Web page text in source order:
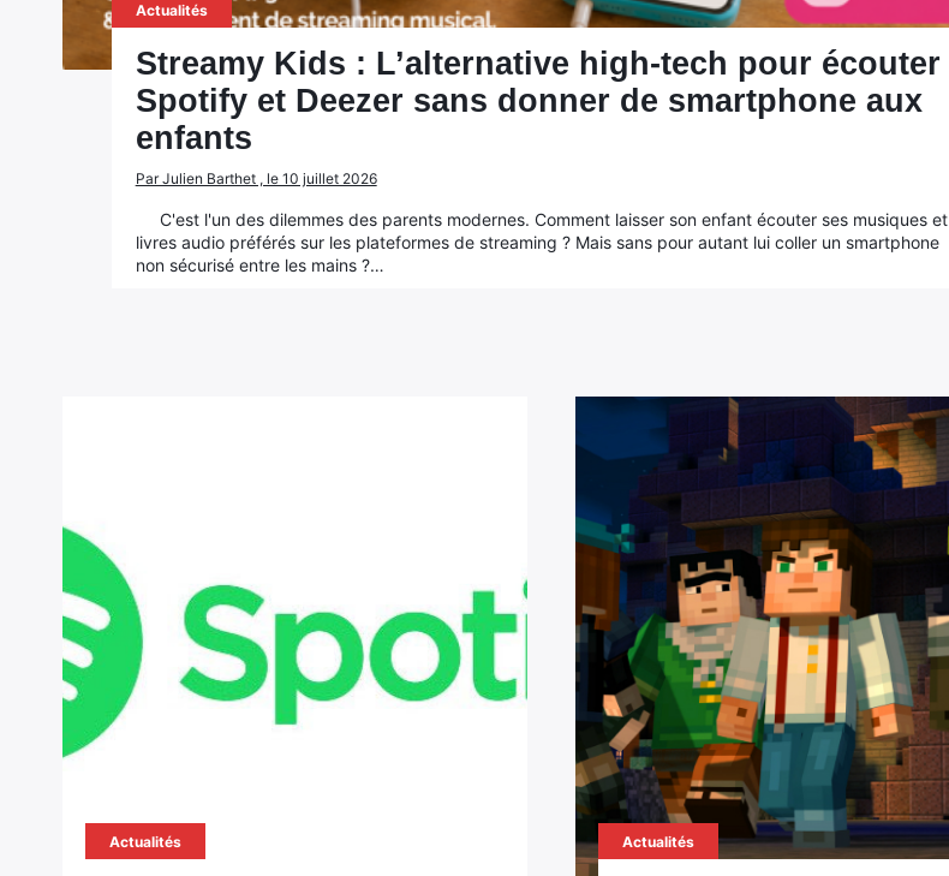
Actualités
Streamy Kids : L’alternative high-tech pour écouter
Spotify et Deezer sans donner de smartphone aux
enfants
Par Julien Barthet , le 10 juillet 2026
C'est l'un des dilemmes des parents modernes. Comment laisser son enfant écouter ses musiques et
livres audio préférés sur les plateformes de streaming ? Mais sans pour autant lui coller un smartphone
non sécurisé entre les mains ?…
Actualités Actualités